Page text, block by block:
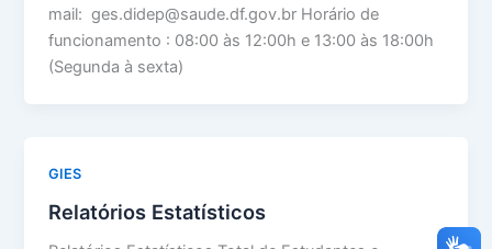
mail: ges.didep@saude.df.gov.br Horário de
funcionamento : 08:00 às 12:00h e 13:00 às 18:00h
(Segunda à sexta)
GIES
Relatórios Estatísticos